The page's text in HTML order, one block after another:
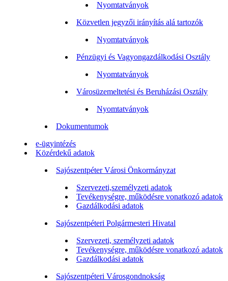
Nyomtatványok
Közvetlen jegyzői irányítás alá tartozók
Nyomtatványok
Pénzügyi és Vagyongazdálkodási Osztály
Nyomtatványok
Városüzemeltetési és Beruházási Osztály
Nyomtatványok
Dokumentumok
e-ügyintézés
Közérdekű adatok
Sajószentpéter Városi Önkormányzat
Szervezeti,személyzeti adatok
Tevékenységre, működésre vonatkozó adatok
Gazdálkodási adatok
Sajószentpéteri Polgármesteri Hivatal
Szervezeti, személyzeti adatok
Tevékenységre, működésre vonatkozó adatok
Gazdálkodási adatok
Sajószentpéteri Városgondnokság